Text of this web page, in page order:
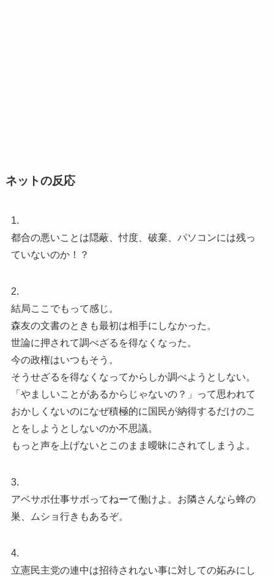
ネットの反応
1.
都合の悪いことは隠蔽、忖度、破棄、パソコンには残っ
ていないのか！？
2.
結局ここでもって感じ。
森友の文書のときも最初は相手にしなかった。
世論に押されて調べざるを得なくなった。
今の政権はいつもそう。
そうせざるを得なくなってからしか調べようとしない。
「やましいことがあるからじゃないの？」って思われて
おかしくないのになぜ積極的に国民が納得するだけのこ
とをしようとしないのか不思議。
もっと声を上げないとこのまま曖昧にされてしまうよ。
3.
アベサポ仕事サボってねーて働けよ。お隣さんなら蜂の
巣、ムショ行きもあるぞ。
4.
立憲民主党の連中は招待されない事に対しての妬みにし